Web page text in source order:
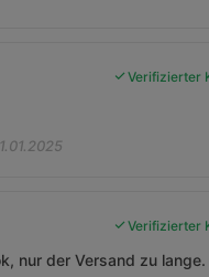
Verifizierter
Verifizierter
nur der Versand zu lange.